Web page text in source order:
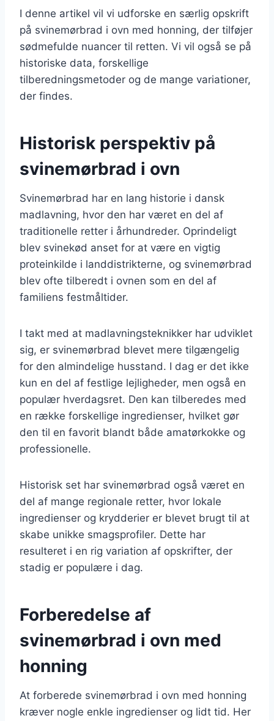
I denne artikel vil vi udforske en særlig opskrift
på svinemørbrad i ovn med honning, der tilføjer
sødmefulde nuancer til retten. Vi vil også se på
historiske data, forskellige
tilberedningsmetoder og de mange variationer,
der findes.
Historisk perspektiv på
svinemørbrad i ovn
Svinemørbrad har en lang historie i dansk
madlavning, hvor den har været en del af
traditionelle retter i århundreder. Oprindeligt
blev svinekød anset for at være en vigtig
proteinkilde i landdistrikterne, og svinemørbrad
blev ofte tilberedt i ovnen som en del af
familiens festmåltider.
I takt med at madlavningsteknikker har udviklet
sig, er svinemørbrad blevet mere tilgængelig
for den almindelige husstand. I dag er det ikke
kun en del af festlige lejligheder, men også en
populær hverdagsret. Den kan tilberedes med
en række forskellige ingredienser, hvilket gør
den til en favorit blandt både amatørkokke og
professionelle.
Historisk set har svinemørbrad også været en
del af mange regionale retter, hvor lokale
ingredienser og krydderier er blevet brugt til at
skabe unikke smagsprofiler. Dette har
resulteret i en rig variation af opskrifter, der
stadig er populære i dag.
Forberedelse af
svinemørbrad i ovn med
honning
At forberede svinemørbrad i ovn med honning
kræver nogle enkle ingredienser og lidt tid. Her